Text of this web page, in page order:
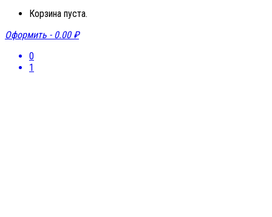
Корзина пуста.
Оформить - 0.00 ₽
0
1